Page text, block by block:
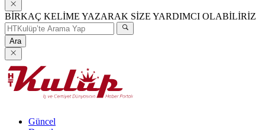
BİRKAÇ KELİME YAZARAK SİZE YARDIMCI OLABİLİRİZ
Ara
Güncel